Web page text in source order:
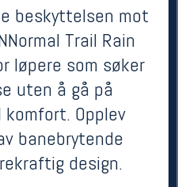
beskyttelsen mot
Trail Rain
løpere som søker
uten å gå på
Opplev
banebrytende
design.
2650,-